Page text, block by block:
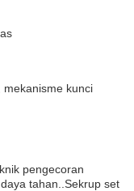
mekanisme kunci
pengecoran
tahan..Sekrup set